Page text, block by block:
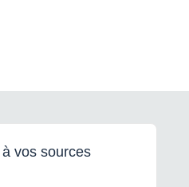
vos sources